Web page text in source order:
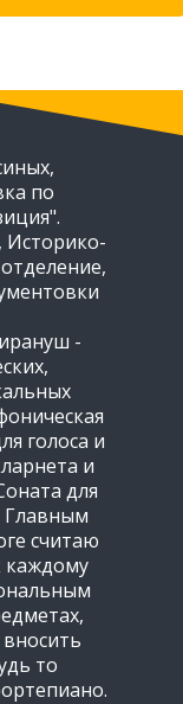
по
Историко-
-
голоса и
и
для
Главным
считаю
каждому
то